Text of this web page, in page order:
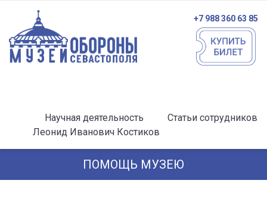
+7 988 360 63 85
Научная деятельность
Статьи сотрудников
Леонид Иванович Костиков
ПОМОЩЬ МУЗЕЮ